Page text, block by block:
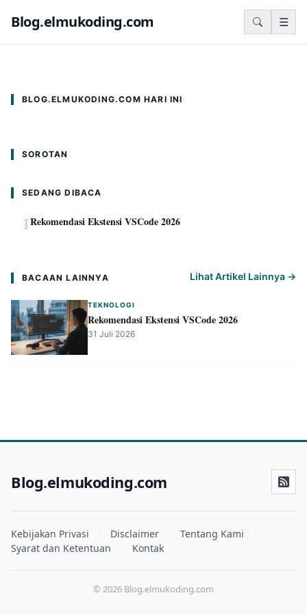
Blog.elmukoding.com ☰
Rekomendasi Ekstensi VSCode 2026
BLOG.ELMUKODING.COM HARI INI
SOROTAN
SEDANG DIBACA
1Rekomendasi Ekstensi VSCode 2026
BACAAN LAINNYA Lihat Artikel Lainnya →
TEKNOLOGI
Rekomendasi Ekstensi VSCode 2026
31 Juli 2026
Blog.elmukoding.com
Kebijakan Privasi Disclaimer
Tentang Kami
Syarat dan Ketentuan
Kontak
© 2026 Blog.elmukoding.com